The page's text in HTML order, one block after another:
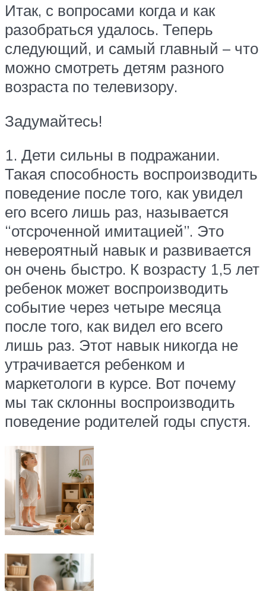
Итак, с вопросами когда и как
разобраться удалось. Теперь
следующий, и самый главный – что
можно смотреть детям разного
возраста по телевизору.
Задумайтесь!
1. Дети сильны в подражании.
Такая способность воспроизводить
поведение после того, как увидел
его всего лишь раз, называется
“отсроченной имитацией”. Это
невероятный навык и развивается
он очень быстро. К возрасту 1,5 лет
ребенок может воспроизводить
событие через четыре месяца
после того, как видел его всего
лишь раз. Этот навык никогда не
утрачивается ребенком и
маркетологи в курсе. Вот почему
мы так склонны воспроизводить
поведение родителей годы спустя.